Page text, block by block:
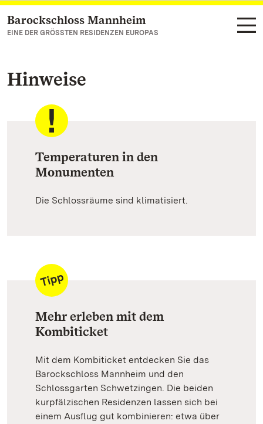
Zum Hauptinhalt springen
Barockschloss Mannheim
EINE DER GRÖSSTEN RESIDENZEN EUROPAS
Hinweise
Temperaturen in den
Monumenten
Die Schlossräume sind klimatisiert.
Mehr erleben mit dem
Kombiticket
Mit dem Kombiticket entdecken Sie das
Barockschloss Mannheim und den
Schlossgarten Schwetzingen. Die beiden
kurpfälzischen Residenzen lassen sich bei
einem Ausflug gut kombinieren: etwa über